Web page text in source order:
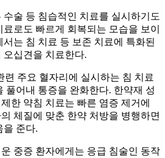
술 등 침습적인 치료를 실시하기도
로도 빠르게 회복되는 모습을 보이
는 침 치료 등 보존 치료에 특화된
오십견을 치료한다.
련 주요 혈자리에 실시하는 침 치료
풀어내 통증을 완화한다. 한약재 성
한 약침 치료는 빠른 염증 제거에
체질에 맞춘 한약 처방을 병행하면
을 준다.
중증 환자에게는 응급 침술인 동작